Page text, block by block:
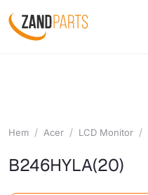
Hem Acer LCD Monitor
B246HYLA(20)